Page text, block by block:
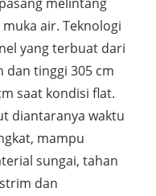
air. Teknologi
yang terbuat dari
dan tinggi 305 cm
saat kondisi flat.
diantaranya waktu
mampu
sungai, tahan
dan